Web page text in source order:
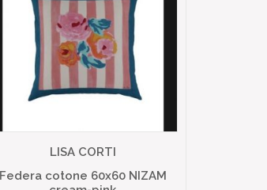
LISA CORTI
Federa cotone 60x60 NIZAM